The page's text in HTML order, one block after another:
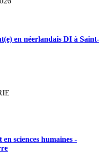
en néerlandais DI à Saint-
sciences humaines -